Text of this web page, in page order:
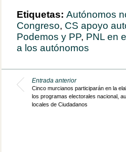
Etiquetas: Autónomos
Congreso, CS apoyo
Podemos y PP, PNL en
a los autónomos
Entrada anterior
Cinco murcianos participarán en la
los programas electorales nacional,
locales de Ciudadanos